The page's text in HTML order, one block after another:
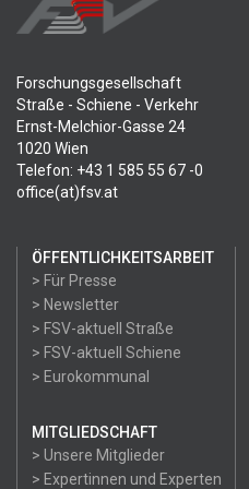
Forschungsgesellschaft
Straße - Schiene - Verkehr
Ernst-Melchior-Gasse 24
1020 Wien
Telefon: +43 1 585 55 67 -0
office(at)fsv.at
ÖFFENTLICHKEITSARBEIT
> Für Presse
> Newsletter
> FSV-aktuell Straße
> FSV-aktuell Schiene
> Eurokommunal
MITGLIEDSCHAFT
> Unsere Mitglieder
> Expertinnen und Experten